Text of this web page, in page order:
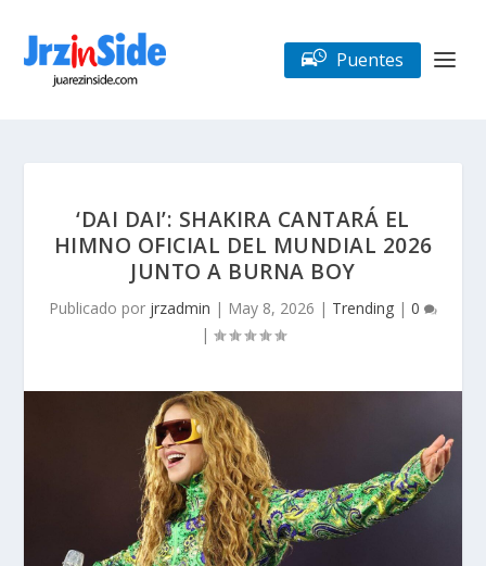
Puentes
‘DAI DAI’: SHAKIRA CANTARÁ EL
HIMNO OFICIAL DEL MUNDIAL 2026
JUNTO A BURNA BOY
Publicado por jrzadmin | May 8, 2026 | Trending | 0
|